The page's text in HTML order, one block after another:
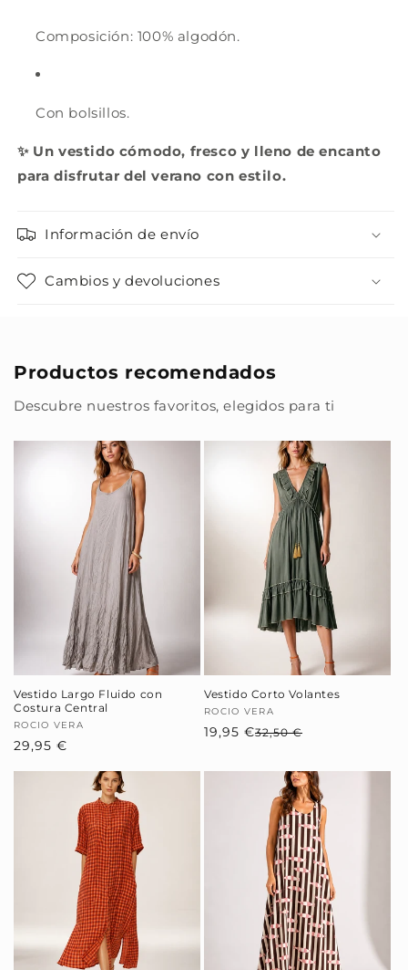
Composición: 100% algodón.
Con bolsillos.
✨ Un vestido cómodo, fresco y lleno de encanto
para disfrutar del verano con estilo.
Información de envío
Cambios y devoluciones
Productos recomendados
Descubre nuestros favoritos, elegidos para ti
Vestido Largo Fluido con
Costura Central
Proveedor:
ROCIO VERA
Precio
29,95 €
Vestido Corto Volantes
Proveedor:
ROCIO VERA
32,50 €
oferta
19,95 €